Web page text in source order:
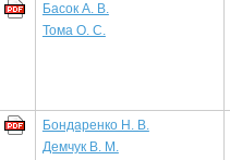
Басок А. В.
Тома О. С.
Бондаренко Н. В.
Демчук В. М.